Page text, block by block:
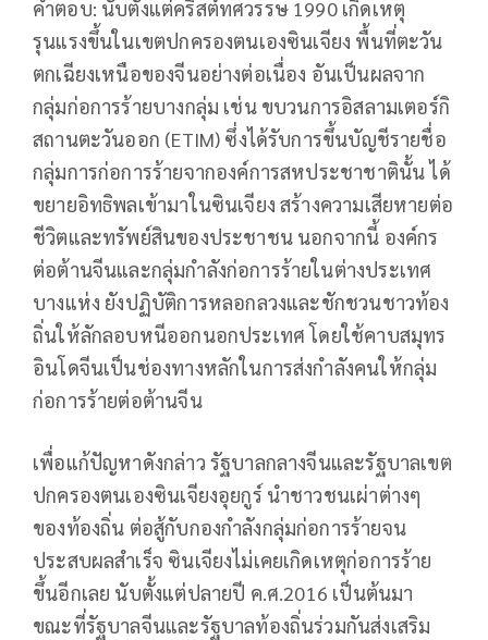
คำตอบ: นับตั้งแต่คริสต์ทศวรรษ 1990 เกิดเหตุ
รุนแรงขึ้นในเขตปกครองตนเองซินเจียง พื้นที่ตะวัน
ตกเฉียงเหนือของจีนอย่างต่อเนื่อง อันเป็นผลจาก
กลุ่มก่อการร้ายบางกลุ่ม เช่น ขบวนการอิสลามเตอร์กิ
สถานตะวันออก (ETIM) ซึ่งได้รับการขึ้นบัญชีรายชื่อ
กลุ่มการก่อการร้ายจากองค์การสหประชาชาตินั้น ได้
ขยายอิทธิพลเข้ามาในซินเจียง สร้างความเสียหายต่อ
ชีวิตและทรัพย์สินของประชาชน นอกจากนี้ องค์กร
ต่อต้านจีนและกลุ่มกำลังก่อการร้ายในต่างประเทศ
บางแห่ง ยังปฏิบัติการหลอกลวงและชักชวนชาวท้อง
ถิ่นให้ลักลอบหนีออกนอกประเทศ โดยใช้คาบสมุทร
อินโดจีนเป็นช่องทางหลักในการส่งกำลังคนให้กลุ่ม
ก่อการร้ายต่อต้านจีน
เพื่อแก้ปัญหาดังกล่าว รัฐบาลกลางจีนและรัฐบาลเขต
ปกครองตนเองซินเจียงอุยกูร์ นำชาวชนเผ่าต่างๆ
ของท้องถิ่น ต่อสู้กับกองกำลังกลุ่มก่อการร้ายจน
ประสบผลสำเร็จ ซินเจียงไม่เคยเกิดเหตุก่อการร้าย
ขึ้นอีกเลย นับตั้งแต่ปลายปี ค.ศ.2016 เป็นต้นมา
ขณะที่รัฐบาลจีนและรัฐบาลท้องถิ่นร่วมกันส่งเสริม